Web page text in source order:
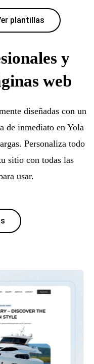
plantillas
y
web
diseñadas con un
de inmediato en Yola
Personaliza todo
sitio con todas las
usar.